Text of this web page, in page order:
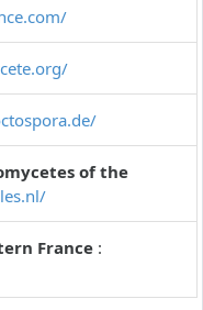
of the
France :